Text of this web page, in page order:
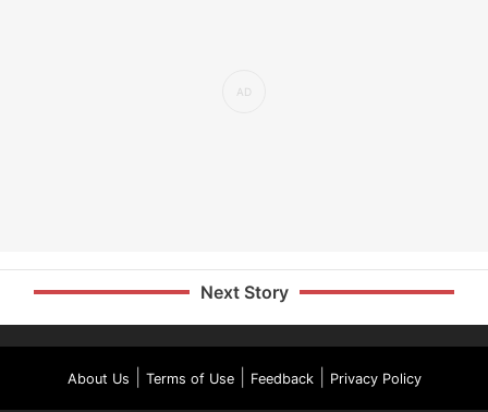
Next Story
About Us Terms of Use| Feedback| Privacy Policy